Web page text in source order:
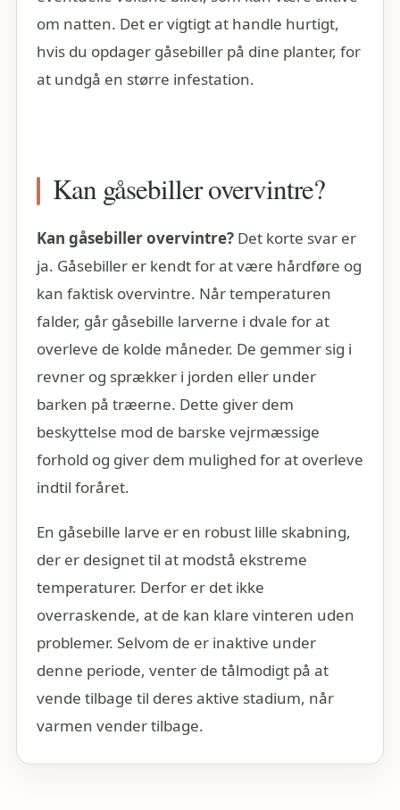
om natten. Det er vigtigt at handle hurtigt,
hvis du opdager gåsebiller på dine planter, for
at undgå en større infestation.
Kan gåsebiller overvintre?
Kan gåsebiller overvintre?Det korte svar er
ja. Gåsebiller er kendt for at være hårdføre og
kan faktisk overvintre. Når temperaturen
falder, går gåsebille larverne i dvale for at
overleve de kolde måneder. De gemmer sig i
revner og sprækker i jorden eller under
barken på træerne. Dette giver dem
beskyttelse mod de barske vejrmæssige
forhold og giver dem mulighed for at overleve
indtil foråret.
En gåsebille larve er en robust lille skabning,
der er designet til at modstå ekstreme
temperaturer. Derfor er det ikke
overraskende, at de kan klare vinteren uden
problemer. Selvom de er inaktive under
denne periode, venter de tålmodigt på at
vende tilbage til deres aktive stadium, når
varmen vender tilbage.